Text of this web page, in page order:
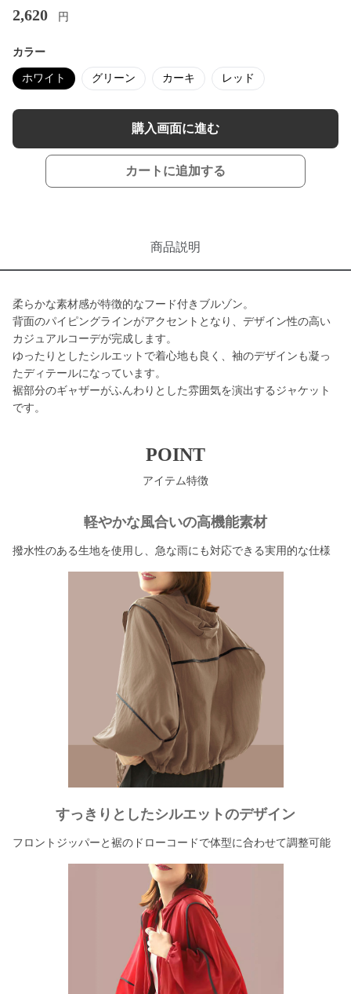
2,620 円
カラー
ホワイト グリーン カーキ レッド
購入画面に進む
カートに追加する
商品説明
柔らかな素材感が特徴的なフード付きブルゾン。
背面のパイピングラインがアクセントとなり、デザイン性の高い
カジュアルコーデが完成します。
ゆったりとしたシルエットで着心地も良く、袖のデザインも凝っ
たディテールになっています。
裾部分のギャザーがふんわりとした雰囲気を演出するジャケット
です。
POINT
アイテム特徴
軽やかな風合いの高機能素材
撥水性のある生地を使用し、急な雨にも対応できる実用的な仕様
すっきりとしたシルエットのデザイン
フロントジッパーと裾のドローコードで体型に合わせて調整可能